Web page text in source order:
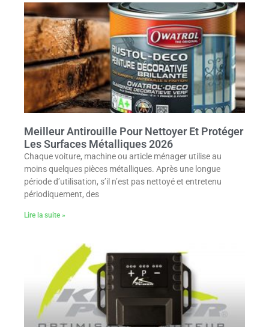
Meilleur Antirouille Pour Nettoyer Et Protéger
Les Surfaces Métalliques 2026
Chaque voiture, machine ou article ménager utilise au
moins quelques pièces métalliques. Après une longue
période d’utilisation, s’il n’est pas nettoyé et entretenu
périodiquement, des
Lire la suite »